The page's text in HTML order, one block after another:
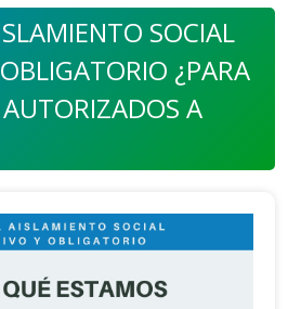
SOCIAL
¿PARA
A